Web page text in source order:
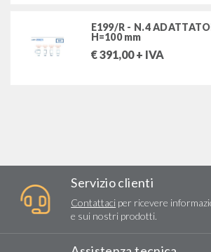
E199/R - N.4
H=100 mm
€391,00+ IVA
Servizio clienti
Contattaci per ricevere
e sui nostri prodotti.